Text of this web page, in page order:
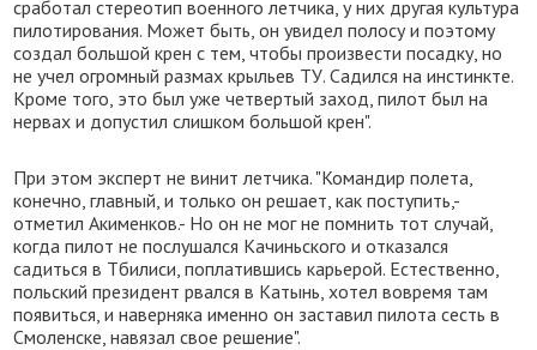
сработал стереотип военного летчика, у них другая культура
пилотирования. Может быть, он увидел полосу и поэтому
создал большой крен с тем, чтобы произвести посадку, но
не учел огромный размах крыльев ТУ. Садился на инстинкте.
Кроме того, это был уже четвертый заход, пилот был на
нервах и допустил слишком большой крен".
При этом эксперт не винит летчика. "Командир полета,
конечно, главный, и только он решает, как поступить,-
отметил Акименков.- Но он не мог не помнить тот случай,
когда пилот не послушался Качиньского и отказался
садиться в Тбилиси, поплатившись карьерой. Естественно,
польский президент рвался в Катынь, хотел вовремя там
появиться, и наверняка именно он заставил пилота сесть в
Смоленске, навязал свое решение".